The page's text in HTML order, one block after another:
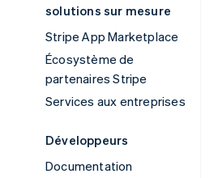
solutions sur mesure
Stripe App Marketplace
Écosystème de
partenaires Stripe
Services aux entreprises
Développeurs
Documentation